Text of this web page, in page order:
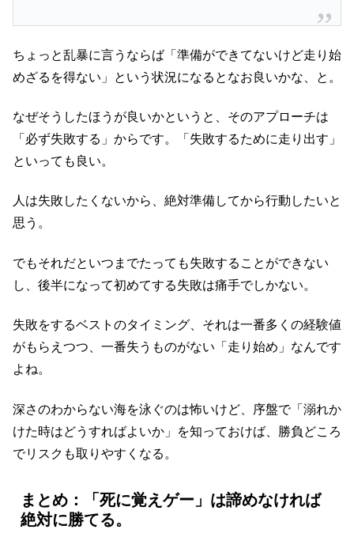
ちょっと乱暴に言うならば「準備ができてないけど走り始
めざるを得ない」という状況になるとなお良いかな、と。
なぜそうしたほうが良いかというと、そのアプローチは
「必ず失敗する」からです。「失敗するために走り出す」
といっても良い。
人は失敗したくないから、絶対準備してから行動したいと
思う。
でもそれだといつまでたっても失敗することができない
し、後半になって初めてする失敗は痛手でしかない。
失敗をするベストのタイミング、それは一番多くの経験値
がもらえつつ、一番失うものがない「走り始め」なんです
よね。
深さのわからない海を泳ぐのは怖いけど、序盤で「溺れか
けた時はどうすればよいか」を知っておけば、勝負どころ
でリスクも取りやすくなる。
まとめ：「死に覚えゲー」は諦めなければ
絶対に勝てる。